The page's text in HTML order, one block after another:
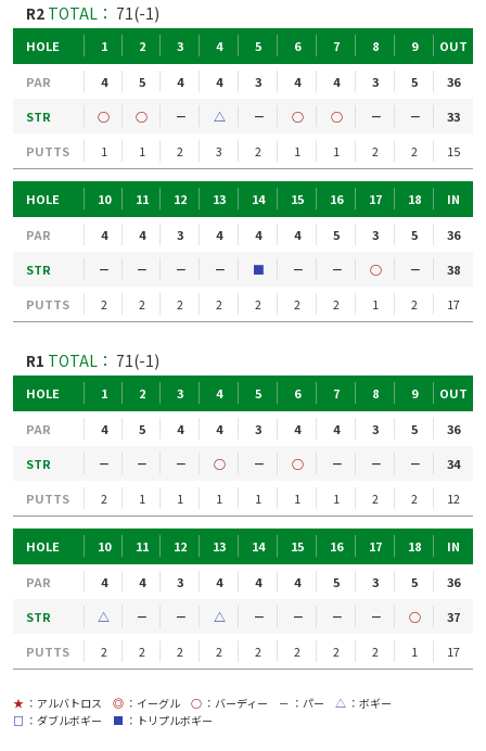
R2 TOTAL： 71(-1)
HOLE 1 2 3 4 5 6 7 8 9 OUT
PAR 4 5 4 4 3 4 4 3 5
36
STR
○ ○ － △ － ○ ○ － －
33
PUTTS
1 1 2 3 2 1 1 2 2 15
HOLE 10 11 12 13 14 15 16 17 18 IN
PAR 4 4 3 4 4 4 5 3 5
36
STR
－ － － － ■ － － ○ －
38
PUTTS
2 2 2 2 2 2 2 1 2 17
R1 TOTAL： 71(-1)
HOLE 1 2 3 4 5 6 7 8 9 OUT
PAR 4 5 4 4 3 4 4 3 5
36
STR
－ － － ○ － ○ － － －
34
PUTTS
2 1 1 1 1 1 1 2 2 12
HOLE 10 11 12 13 14 15 16 17 18 IN
PAR 4 4 3 4 4 4 5 3 5
36
STR
△ － － △ － － － － ○
37
PUTTS
2 2 2 2 2 2 2 2 1 17
★ ：アルバトロス ◎ ：イーグル ○ ：バーディー － ：パー △ ：ボギー
□ ：ダブルボギー ■ ：トリプルボギー